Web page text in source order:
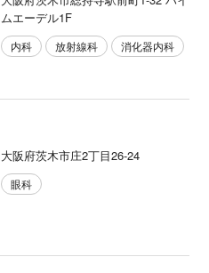
ムエーデル1F
内科 放射線科 消化器内科
大阪府茨木市庄2丁目26-24
眼科